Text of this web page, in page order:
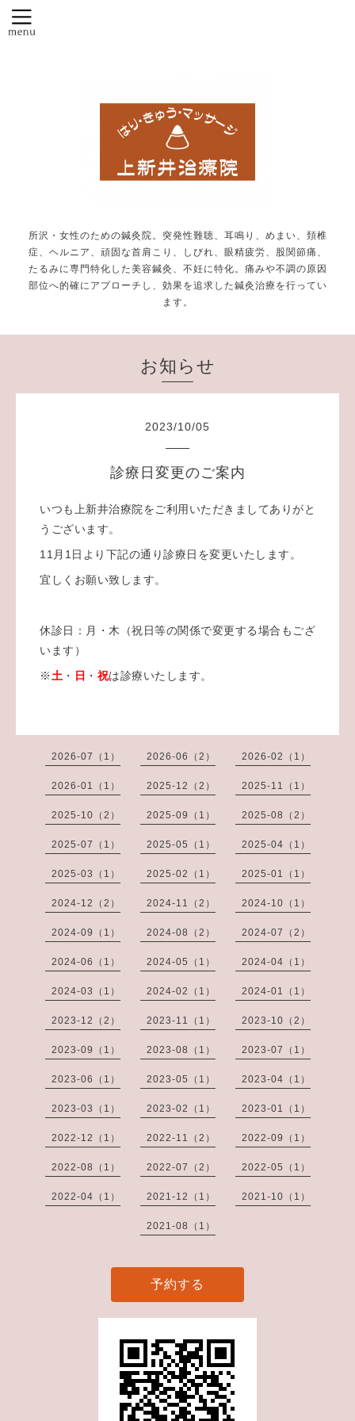
所沢・女性のための鍼灸院。突発性難聴、耳鳴り、めまい、頚椎
症、ヘルニア、頑固な首肩こり、しびれ、眼精疲労、股関節痛、
たるみに専門特化した美容鍼灸、不妊に特化。痛みや不調の原因
部位へ的確にアプローチし、効果を追求した鍼灸治療を行ってい
ます。
お知らせ
2023/10/05
診療日変更のご案内
いつも上新井治療院をご利用いただきましてありがと
うございます。
11月1日より下記の通り診療日を変更いたします。
宜しくお願い致します。
休診日：月・木（祝日等の関係で変更する場合もござ
います）
※ 土 ・ 日 ・ 祝は診療いたします。
2026-07（1） 2026-06（2） 2026-02（1）
2026-01（1） 2025-12（2） 2025-11（1）
2025-10（2） 2025-09（1） 2025-08（2）
2025-07（1） 2025-05（1） 2025-04（1）
2025-03（1） 2025-02（1） 2025-01（1）
2024-12（2） 2024-11（2） 2024-10（1）
2024-09（1） 2024-08（2） 2024-07（2）
2024-06（1） 2024-05（1） 2024-04（1）
2024-03（1） 2024-02（1） 2024-01（1）
2023-12（2） 2023-11（1） 2023-10（2）
2023-09（1） 2023-08（1） 2023-07（1）
2023-06（1） 2023-05（1） 2023-04（1）
2023-03（1） 2023-02（1） 2023-01（1）
2022-12（1） 2022-11（2） 2022-09（1）
2022-08（1） 2022-07（2） 2022-05（1）
2022-04（1） 2021-12（1） 2021-10（1）
2021-08（1）
予約する